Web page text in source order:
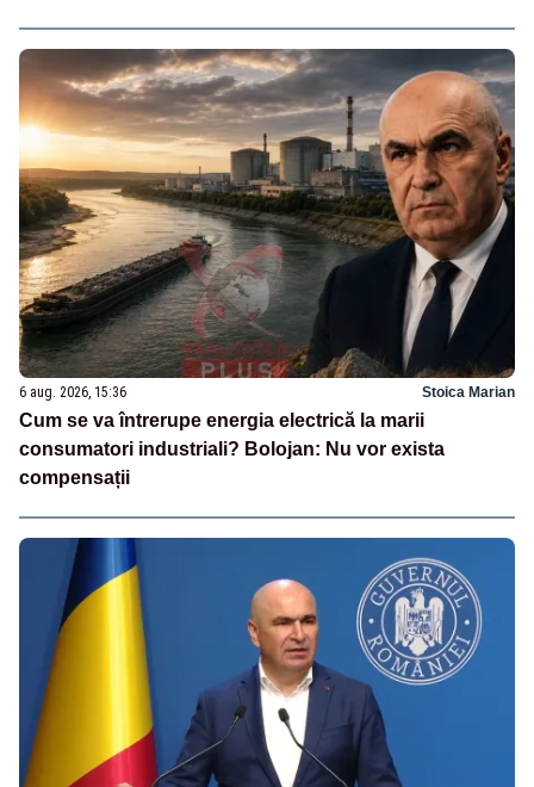
6 aug. 2026, 15:36 Stoica Marian
Cum se va întrerupe energia electrică la marii
consumatori industriali? Bolojan: Nu vor exista
compensații